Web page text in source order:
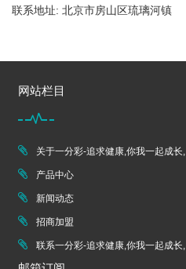
联系地址: 北京市房山区琉璃河镇
网站栏目
关于一分彩-追求健康,你我一起成长,
产品中心
新闻动态
招商加盟
联系一分彩-追求健康,你我一起成长,